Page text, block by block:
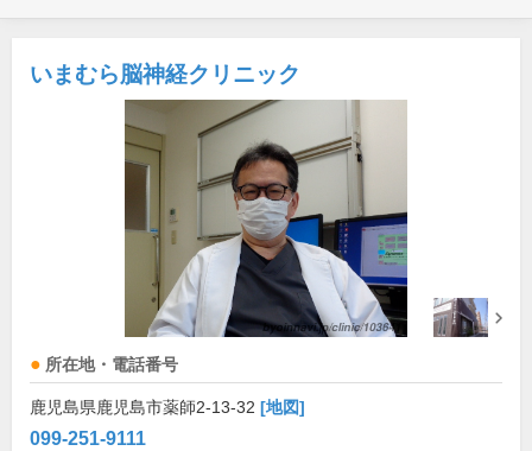
いまむら脳神経クリニック
所在地・電話番号
鹿児島県鹿児島市薬師2-13-32 [地図]
099-251-9111